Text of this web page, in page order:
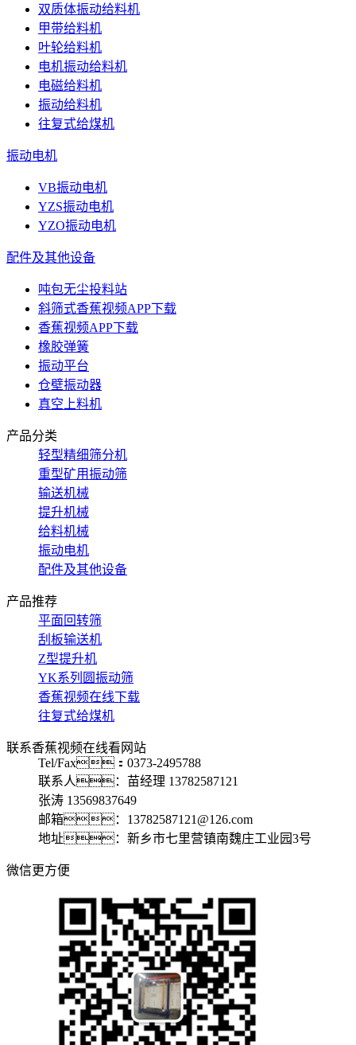
双质体振动给料机
甲带给料机
叶轮给料机
电机振动给料机
电磁给料机
振动给料机
往复式给煤机
振动电机
VB振动电机
YZS振动电机
YZO振动电机
配件及其他设备
吨包无尘投料站
斜筛式香蕉视频APP下载
香蕉视频APP下载
橡胶弹簧
振动平台
仓壁振动器
真空上料机
产品分类
轻型精细筛分机
重型矿用振动筛
输送机械
提升机械
给料机械
振动电机
配件及其他设备
产品推荐
平面回转筛
刮板输送机
Z型提升机
YK系列圆振动筛
香蕉视频在线下载
往复式给煤机
联系香蕉视频在线看网站
Tel/Fax：0373-2495788
联系人：苗经理 13782587121
张涛 13569837649
邮箱：13782587121@126.com
地址：新乡市七里营镇南魏庄工业园3号
微信更方便